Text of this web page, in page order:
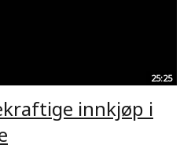
25:25
innkjøp i